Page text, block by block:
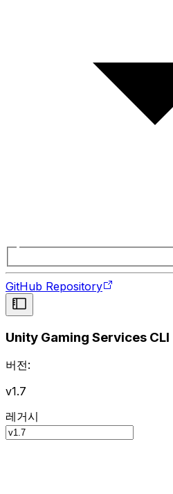
GitHub Repository
Unity Gaming Services CLI
버전:
v1.7
레거시